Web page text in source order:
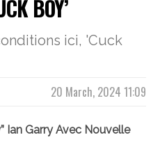
BOY’
ici, 'Cuck
20 March, 2024 11:09
Ian Garry Avec Nouvelle